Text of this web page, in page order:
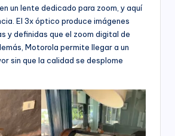
un lente dedicado para zoom, y aquí
El 3x óptico produce imágenes
y definidas que el zoom digital de
Motorola permite llegar a un
sin que la calidad se desplome